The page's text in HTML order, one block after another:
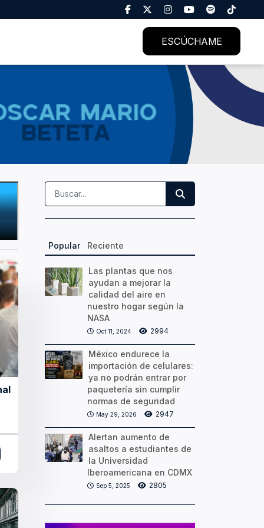
ESCÚCHAME
Popular Reciente
Las plantas que nos
ayudan a mejorar la
calidad del aire en
nuestro hogar según la
NASA
Oct 11, 2024 2994
México endurece la
importación de celulares:
ya no podrán entrar por
paquetería sin cumplir
normas de seguridad
May 29, 2026 2947
Alertan aumento de
asaltos a estudiantes de
la Universidad
Iberoamericana en CDMX
Sep 5, 2025 2805